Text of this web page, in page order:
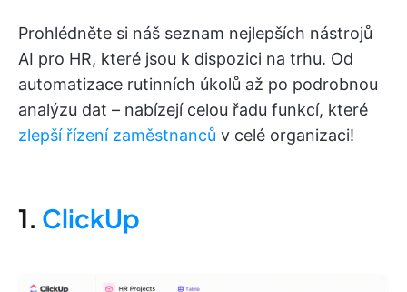
Prohlédněte si náš seznam nejlepších nástrojů
AI pro HR, které jsou k dispozici na trhu. Od
automatizace rutinních úkolů až po podrobnou
analýzu dat – nabízejí celou řadu funkcí, které
zlepší řízení zaměstnanců v celé organizaci!
1. ClickUp